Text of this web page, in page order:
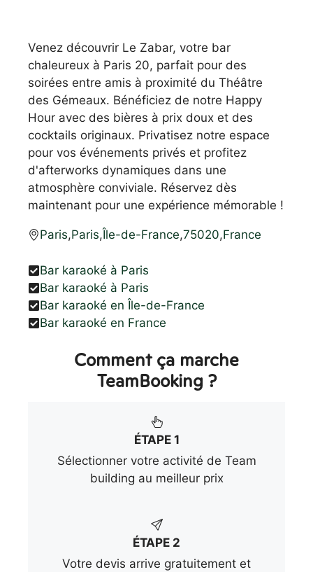
Venez découvrir Le Zabar, votre bar
chaleureux à Paris 20, parfait pour des
soirées entre amis à proximité du Théâtre
des Gémeaux. Bénéficiez de notre Happy
Hour avec des bières à prix doux et des
cocktails originaux. Privatisez notre espace
pour vos événements privés et profitez
d'afterworks dynamiques dans une
atmosphère conviviale. Réservez dès
maintenant pour une expérience mémorable !
Paris,Paris,Île-de-France,75020,France
Bar karaoké à Paris
Bar karaoké à Paris
Bar karaoké en Île-de-France
Bar karaoké en France
Comment ça marche
TeamBooking ?
ÉTAPE 1
Sélectionner votre activité de Team
building au meilleur prix
ÉTAPE 2
Votre devis arrive gratuitement et